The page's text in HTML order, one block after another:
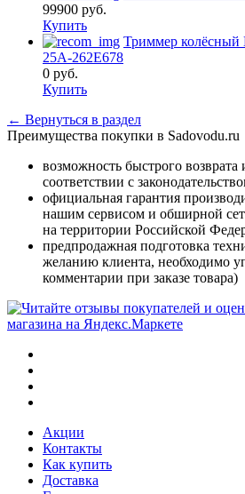
99900 руб.
Купить
Триммер колёсный
25A-262E678
0 руб.
Купить
← Вернуться в раздел
Преимущества покупки в Sadovodu.ru
возможность быстрого возврата
соответствии с
официальная гарантия
нашим сервисом и обширной
на территории Российской
предпродажная подготовка
желанию клиента, необходимо
комментарии при заказе товара)
Акции
Контакты
Как купить
Доставка